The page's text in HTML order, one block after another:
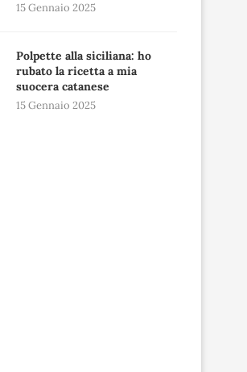
15 Gennaio 2025
Polpette alla siciliana: ho
rubato la ricetta a mia
suocera catanese
15 Gennaio 2025